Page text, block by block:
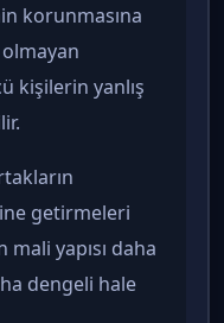
korunmasına
kişilerin yanlış
getirmeleri
yapısı daha
dengeli hale